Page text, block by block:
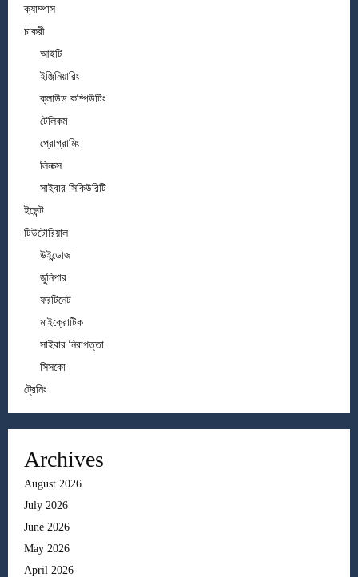
ক্যাম্পাস
চাকরী
আইটি
ইঞ্জিনিয়ারিং
ক্লাউড কম্পিউটিং
টেলিকম
প্রোগ্রামিং
লিনাক্স
সাইবার সিকিউরিটি
ইভেন্ট
টিউটোরিয়াল
উইন্ডোজ
জুনিপার
ফরটিনেট
মাইক্রোটিক
সাইবার নিরাপত্তা
সিসকো
ট্রেনিং
Archives
August 2026
July 2026
June 2026
May 2026
April 2026